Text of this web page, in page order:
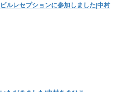
ルレセプションに参加しました|中村